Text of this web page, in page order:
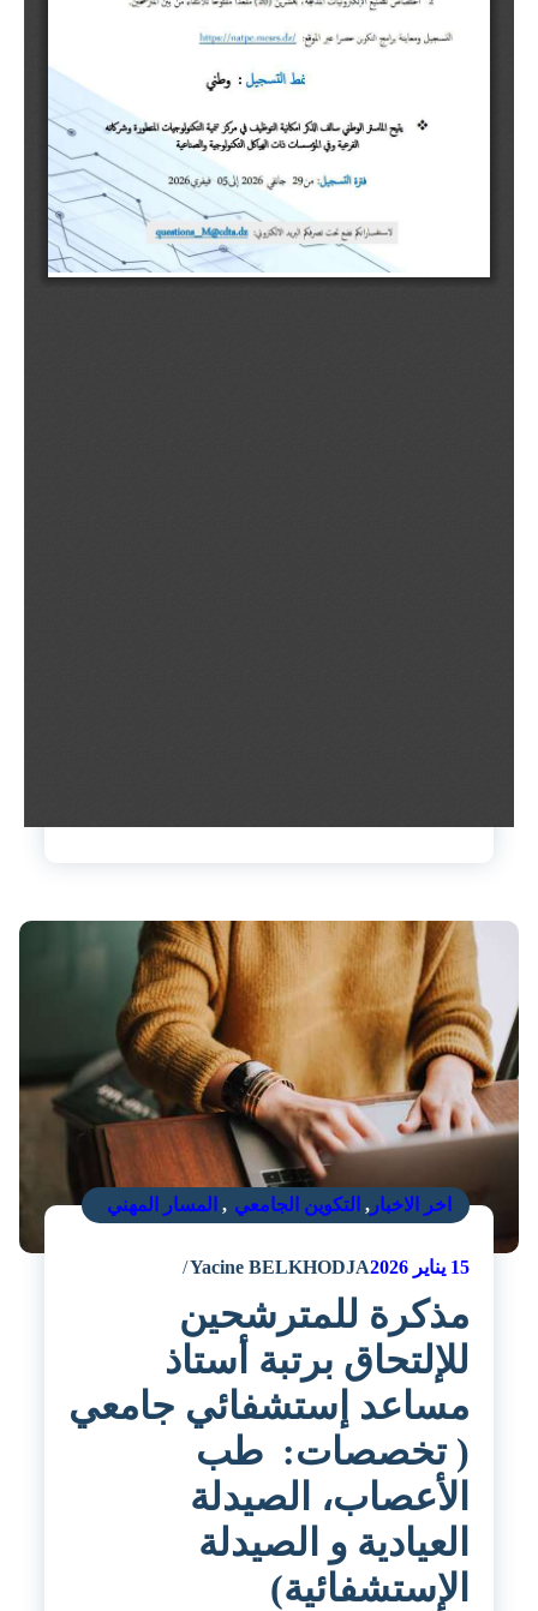
اخر الاخبار, التكوين الجامعي , المسار المهني
15يناير 2026 Yacine BELKHODJA
مذكرة للمترشحين
للإلتحاق برتبة أستاذ
مساعد إستشفائي جامعي
( تخصصات: طب
الأعصاب، الصيدلة
العيادية و الصيدلة
الإستشفائية)